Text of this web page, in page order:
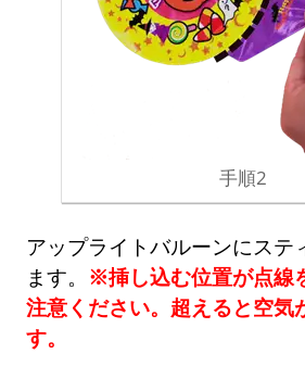
手順2
アップライトバルーンにステ
ます。 ※挿し込む位置が点線
注意ください。超えると空気
す。